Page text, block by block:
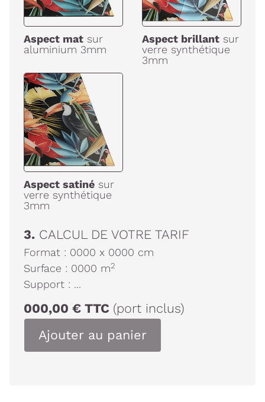
Aspect mat sur
aluminium 3mm
Aspect brillant sur
verre synthétique
3mm
Aspect satiné sur
verre synthétique
3mm
3. CALCUL DE VOTRE TARIF
Format : 0000 x 0000 cm
Surface : 0000 m2
Support : ...
000,00 € TTC (port inclus)
Ajouter au panier